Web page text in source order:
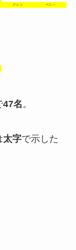
47名 。
太字で示した